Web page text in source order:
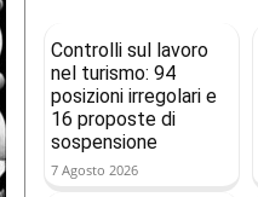
Controlli sul lavoro
nel turismo: 94
posizioni irregolari e
16 proposte di
sospensione
7 Agosto 2026